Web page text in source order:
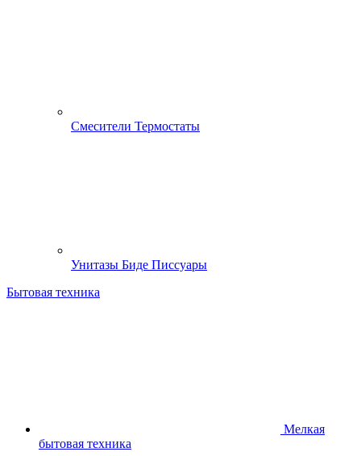
Смесители Термостаты
Унитазы Биде Писсуары
Бытовая техника
Мелкая
бытовая техника